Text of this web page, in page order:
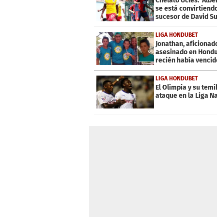
26
secondsVolume
0%
se está
sucesor de David
LIGA HONDUBET
Jonathan,
asesinado en
recién había
cáncer
LIGA HONDUBET
El Olimpia y su
ataque en la Liga